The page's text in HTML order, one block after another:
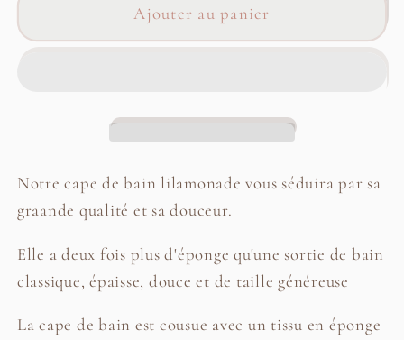
Cape
de
Cape
Ajouter au panier
Notre cape de bain lilamonade vous séduira par sa
graande qualité et sa douceur.
Elle a deux fois plus d'éponge qu'une sortie de bain
classique, épaisse, douce et de taille généreuse
La cape de bain est cousue avec un tissu en éponge